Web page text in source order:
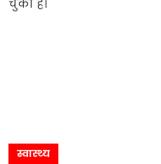
स्वास्थ्य